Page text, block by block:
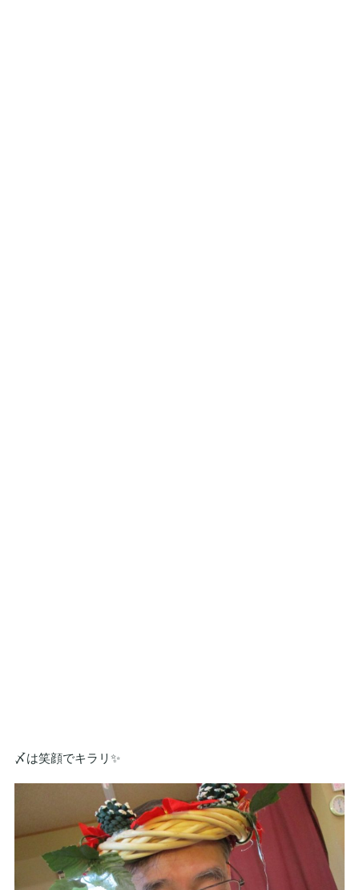
〆は笑顔でキラリ✨